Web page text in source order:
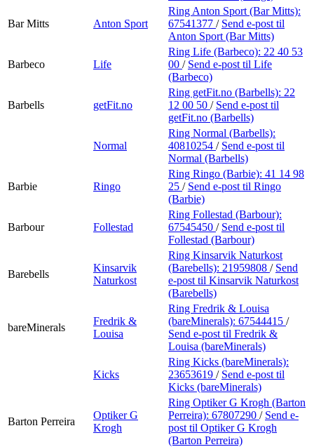
Bar Mitts Anton Sport
Ring Anton Sport (Bar Mitts):
67541377 / Send e-post til
Anton Sport (Bar Mitts)
Barbeco Life
Ring Life (Barbeco): 22 40 53
00 / Send e-post til Life
(Barbeco)
Barbells getFit.no
Ring getFit.no (Barbells): 22
12 00 50 / Send e-post til
getFit.no (Barbells)
Normal
Ring Normal (Barbells):
40810254 / Send e-post til
Normal (Barbells)
Barbie Ringo
Ring Ringo (Barbie): 41 14 98
25 / Send e-post til Ringo
(Barbie)
Barbour Follestad
Ring Follestad (Barbour):
67545450 / Send e-post til
Follestad (Barbour)
Barebells
Kinsarvik
Naturkost
Ring Kinsarvik Naturkost
(Barebells): 21959808 / Send
e-post til Kinsarvik Naturkost
(Barebells)
bareMinerals
Fredrik &
Louisa
Ring Fredrik & Louisa
(bareMinerals): 67544415 /
Send e-post til Fredrik &
Louisa (bareMinerals)
Kicks
Ring Kicks (bareMinerals):
23653619 / Send e-post til
Kicks (bareMinerals)
Barton Perreira
Optiker G
Krogh
Ring Optiker G Krogh (Barton
Perreira): 67807290 / Send e-
post til Optiker G Krogh
(Barton Perreira)